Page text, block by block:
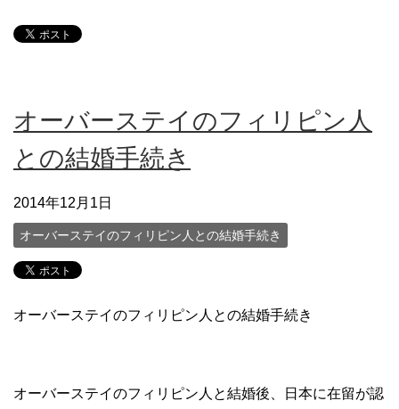
オーバーステイのフィリピン人
との結婚手続き
2014年12月1日
オーバーステイのフィリピン人との結婚手続き
オーバーステイのフィリピン人との結婚手続き
オーバーステイのフィリピン人と結婚後、日本に在留が認